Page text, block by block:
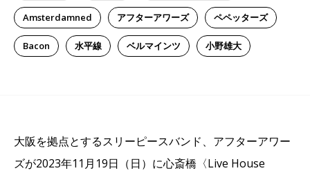
Amsterdamned ​アフターアワーズ ペペッターズ
Bacon 水平線 ベルマインツ 小野雄大
大阪を拠点とするスリーピースバンド、アフターアワー
ズが2023年11月19日（日）に心斎橋〈Live House